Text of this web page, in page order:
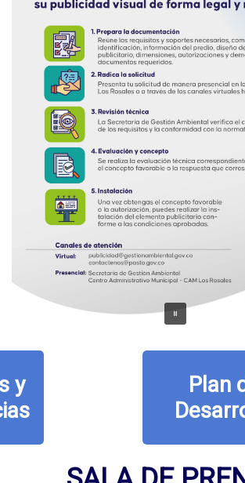
Plan de
Desarrollo